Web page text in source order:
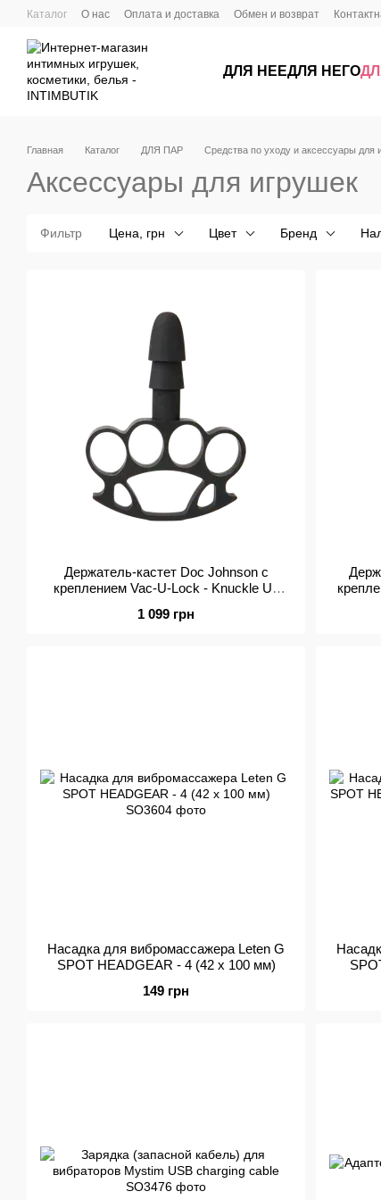
Перейти к основному контенту
Каталог О нас Оплата и доставка Обмен и возврат
ДЛЯ НЕЕДЛЯ НЕГО
Главная Каталог ДЛЯ ПАР Средства по уходу и аксессуары для
Аксессуары для игрушек
Фильтр Цена, грн Цвет Бренд
Держатель-кастет Doc Johnson с
креплением Vac-U-Lock - Knuckle Up
1 099 грн
Насадка для вибромассажера Leten G
SPOT HEADGEAR - 4 (42 x 100 мм)
149 грн